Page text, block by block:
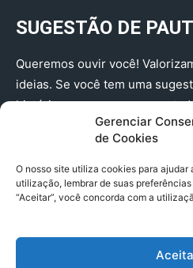
Gerenciar
de Cookies
O nosso site utiliza cookies para ajudar
utilização, lembrar de suas
“Aceitar”, você concorda com a
SUGESTÃO DE
Queremos ouvir você!
ideias. Se você tem uma
história que merece ser
(91) 98224 - 3111